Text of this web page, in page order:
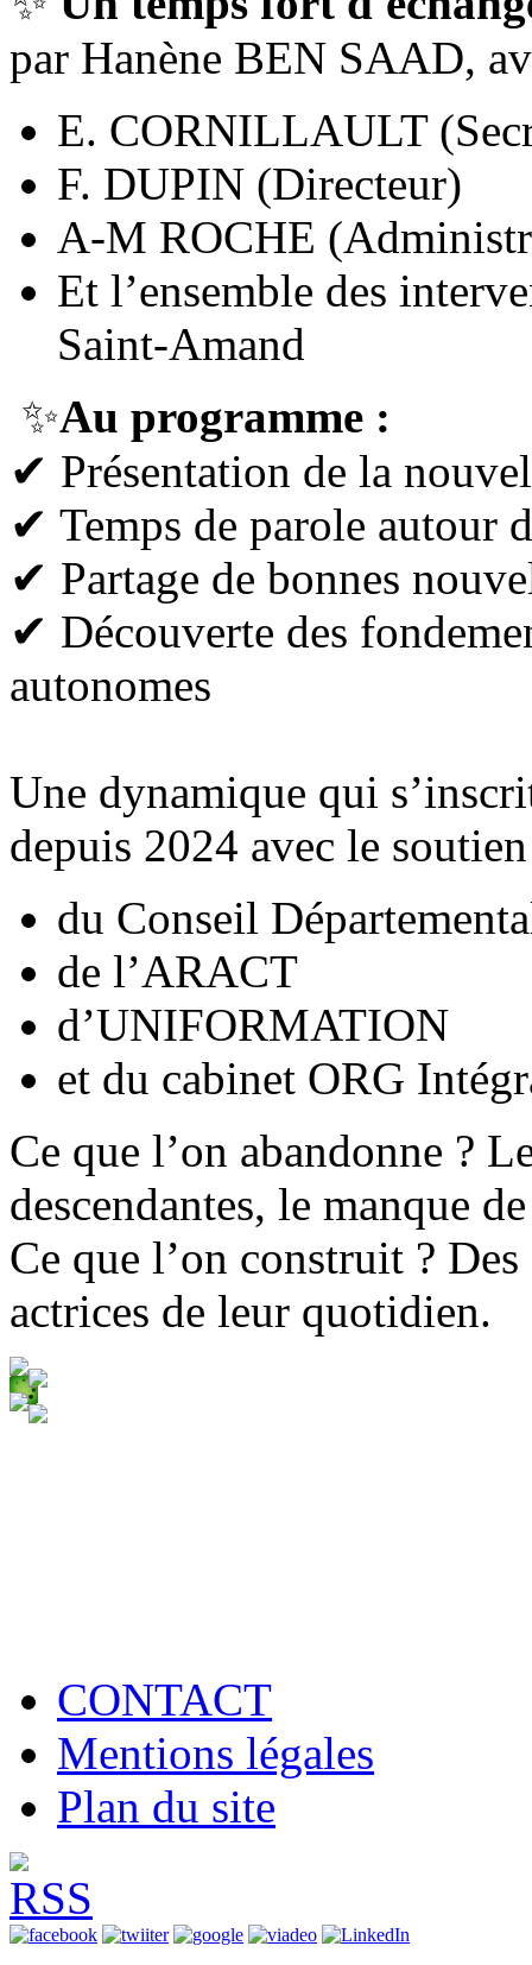
par Hanène BEN SAAD,
E. CORNILLAULT
F. DUPIN (Directeur)
A-M ROCHE
Et l’ensemble des
Saint-Amand
✨Au programme :
✔ Présentation de la
✔ Temps de parole autour
✔ Partage de bonnes
✔ Découverte des
autonomes
Une dynamique qui
depuis 2024 avec le
du Conseil
de l’ARACT
d’UNIFORMATION
et du cabinet ORG
Ce que l’on abandonne ?
descendantes, le manque
Ce que l’on construit ?
actrices de leur quotidien.
CONTACT
Mentions légales
Plan du site